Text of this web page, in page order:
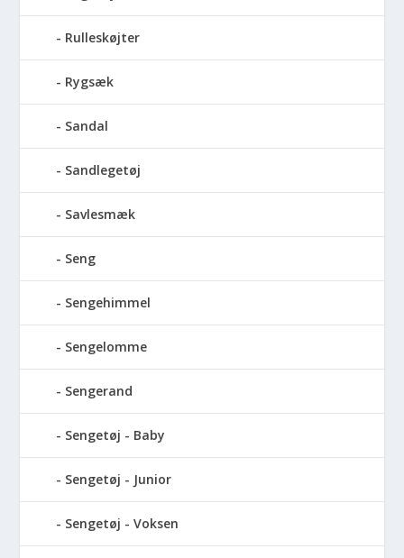
Rulleskøjter
Rygsæk
Sandal
Sandlegetøj
Savlesmæk
Seng
Sengehimmel
Sengelomme
Sengerand
Sengetøj - Baby
Sengetøj - Junior
Sengetøj - Voksen